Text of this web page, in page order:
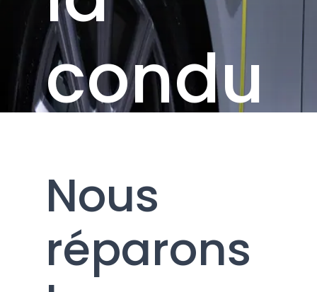
condu
ite
Réparations certifiées
pour véhicules hybrides
et électriques dans tous
nos centres
Nous
réparons